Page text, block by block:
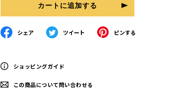
カートに追加する
シェア
Facebookでシェアする ツイート
Twitterに投稿する ピンする
Pinterestでピンする
ショッピングガイド
この商品について問い合わせる